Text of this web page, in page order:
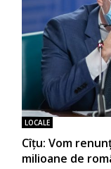
LOCALE
Cîțu: Vom
milioane de